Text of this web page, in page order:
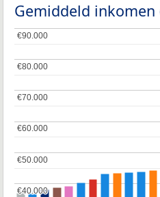
Gemiddeld inkomen
€40.000
€40.000
€50.000
€50.000
€60.000
€60.000
€70.000
€70.000
€80.000
€80.000
€90.000
€90.000